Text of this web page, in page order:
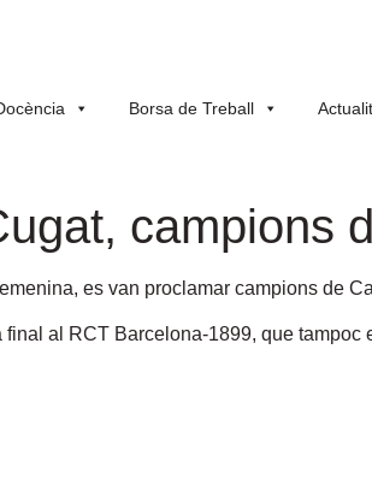
Borsa de Treball
campions
es van proclamar campions de
al RCT Barcelona-1899, que tampoc